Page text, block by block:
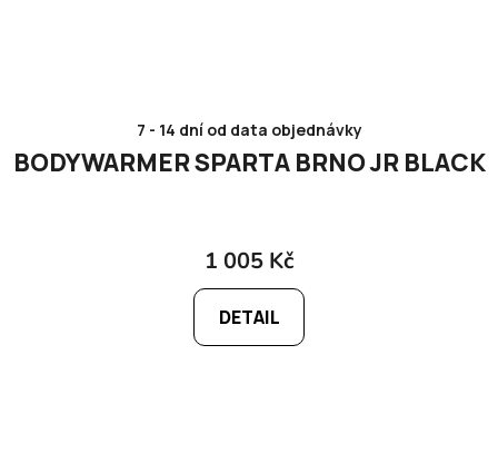
7 - 14 dní od data objednávky
BODYWARMER SPARTA BRNO JR BLACK
1 005 Kč
DETAIL